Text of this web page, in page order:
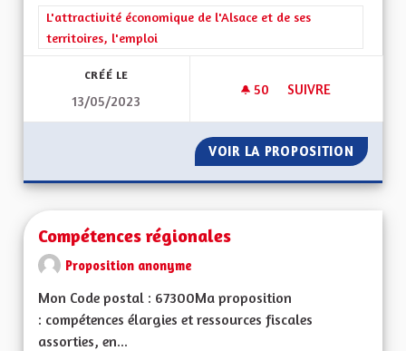
Filtrer les résultats de la catégorie : L'attractivité
L'attractivité économique de l'Alsace et de ses
territoires, l'emploi
CRÉÉ LE
13/05/2023
50 50 ABONNÉS
SUIVRE
VOIR LA PROPOSITION
Compétences régionales
Proposition anonyme
Mon Code postal : 67300Ma proposition
: compétences élargies et ressources fiscales
assorties, en...